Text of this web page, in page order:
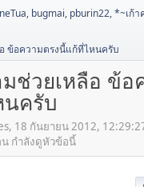
, bugmai, pburin22,*~เก้า
ข้อความตรงนี้แก้ที่ไหนครับ
ช่วยเหลือ ข้อ
ครับ
18 กันยายน 2012,
น กำลังดูหัวข้อนี้